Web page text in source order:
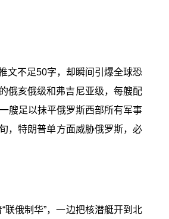
文不足50字，却瞬间引爆全球恐
俄亥俄级和弗吉尼亚级，每艘配
艘足以抹平俄罗斯西部所有军事
，特朗普单方面威胁俄罗斯，必
俄制华”，一边把核潜艇开到北